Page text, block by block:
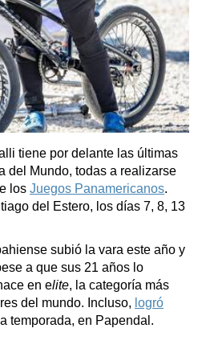
tiene por delante las últimas
del Mundo, todas a realizarse
los Juegos Panamericanos.
del Estero, los días 7, 8, 13
subió la vara este año y
a que sus 21 años lo
en elite, la categoría más
del mundo. Incluso, logró
temporada, en Papendal.